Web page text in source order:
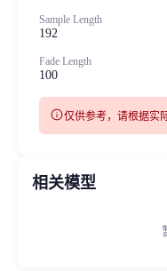
Sample Length
192
Fade Length
100
info仅供参考，请根据实
相关模型